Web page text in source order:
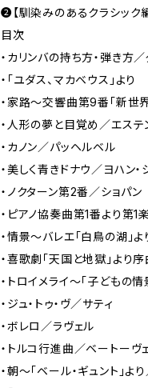
❷【馴染みのあるクラシック
目次
・カリンバの持ち方・弾き方
・「ユダス、マカベウス」よ
・家路～交響曲第9番「新世
・人形の夢と目覚め／エステ
・カノン／パッヘルベル
・美しく青きドナウ／ヨハン
・ノクターン第2番／ショパン
・ピアノ協奏曲第1番より第1
・情景～バレエ「白鳥の湖」
・喜歌劇「天国と地獄」より
・トロイメライ～「子どもの
・ジュ・トゥ・ヴ／サティ
・ボレロ／ラヴェル
・トルコ行進曲／ベートーヴ
・朝～「ベール・ギュント」よ